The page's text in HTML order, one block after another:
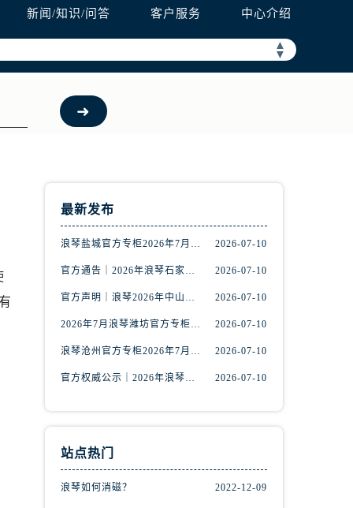
新闻/知识/问答 客户服务 中心介绍
▲
▼
最新发布
浪琴盐城官方专柜2026年7月最新客服热线通知，权威服务信息全收录 2026-07-10
官方通告｜2026年浪琴石家庄专柜客户服务中心热线7月公示 2026-07-10
官方声明｜浪琴2026年中山专柜客户服务热线7月更新（专柜名录公示） 2026-07-10
2026年7月浪琴潍坊官方专柜服务指南｜客户服务热线+门店核验 2026-07-10
浪琴沧州官方专柜2026年7月联络热线｜客服服务指南+门店信息 2026-07-10
官方权威公示｜2026年浪琴专柜服务网络焕新：中山区门店客服热线全核验 2026-07-10
站点热门
浪琴如何消磁？ 2022-12-09